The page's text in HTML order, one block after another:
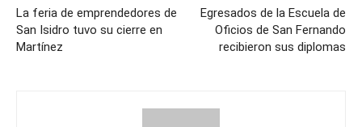
La feria de emprendedores de
San Isidro tuvo su cierre en
Martínez
Egresados de la Escuela de
Oficios de San Fernando
recibieron sus diplomas